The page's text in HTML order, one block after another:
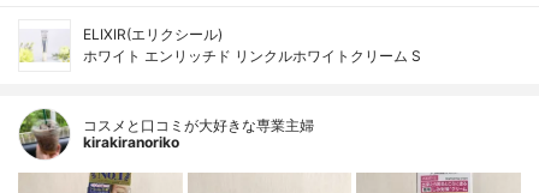
ELIXIR(エリクシール)
ホワイト エンリッチド リンクルホワイトクリーム S
コスメと口コミが大好きな専業主婦
kirakiranoriko